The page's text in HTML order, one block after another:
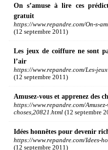
On s’amuse à lire ces
gratuit
https://www.repandre.com/On-s-
(12 septembre 2011)
Les jeux de coiffure ne sont
l’air
https://www.repandre.com/Les-
(12 septembre 2011)
Amusez-vous et apprenez des
https://www.repandre.com/
choses,20821.html (12 septembre
Idées honnêtes pour devenir
https://www.repandre.com/Idees-
(12 septembre 2011)